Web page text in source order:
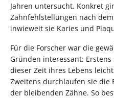
Jahren untersucht. Konkret
Zahnfehlstellungen nach
inwieweit sie Karies und
Für die Forscher war die
Gründen interessant:
dieser Zeit ihres Lebens
Zweitens durchlaufen sie die
der bleibenden Zähne. So